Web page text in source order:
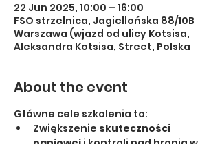
22 Jun 2025, 10:00 – 16:00
FSO strzelnica, Jagiellońska 88/10B
Warszawa (wjazd od ulicy Kotsisa,
Aleksandra Kotsisa, Street, Polska
About the event
Główne cele szkolenia to:
Zwiększenie skuteczności